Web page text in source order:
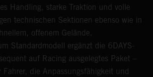
Handling, starke Traktion und volle
technischen Sektionen ebenso wie in
offenem Gelände.
Standardmodell ergänzt die 6DAYS-
auf Racing ausgelegtes Paket –
die Anpassungsfähigkeit und